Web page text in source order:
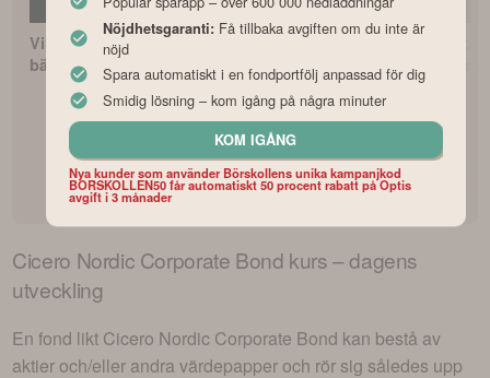
Vilken är Sveriges
bästa fondrobot?
Så börjar du investera
i fonder som nybörjare indexfonden?
Cicero Nordic Corporate Bond kurs – dagens
utveckling
En fond likt Cicero Nordic Corporate Bond kan bestå av
aktier och/eller andra värdepapper och rör sig således upp
Nöjdhetsgaranti: Få tillbaka avgiften om du inte är
nöjd
Spara automatiskt i en fondportfölj anpassad för dig
Smidig lösning – kom igång på några minuter
KOM IGÅNG
Nya kunder som använder Börskollens unika kampanjkod
BORSKOLLEN50 får automatiskt 50 procent rabatt på Optis
avgift i 3 månader